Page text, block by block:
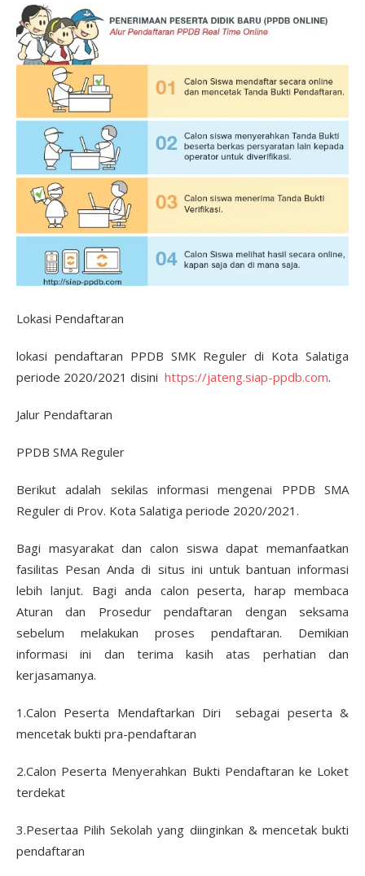
Lokasi Pendaftaran
lokasi pendaftaran PPDB SMK Reguler di Kota Salatiga
periode 2020/2021 disini https://jateng.siap-ppdb.com.
Jalur Pendaftaran
PPDB SMA Reguler
Berikut adalah sekilas informasi mengenai PPDB SMA
Reguler di Prov. Kota Salatiga periode 2020/2021.
Bagi masyarakat dan calon siswa dapat memanfaatkan
fasilitas Pesan Anda di situs ini untuk bantuan informasi
lebih lanjut. Bagi anda calon peserta, harap membaca
Aturan dan Prosedur pendaftaran dengan seksama
sebelum melakukan proses pendaftaran. Demikian
informasi ini dan terima kasih atas perhatian dan
kerjasamanya.
1.Calon Peserta Mendaftarkan Diri sebagai peserta &
mencetak bukti pra-pendaftaran
2.Calon Peserta Menyerahkan Bukti Pendaftaran ke Loket
terdekat
3.Pesertaa Pilih Sekolah yang diinginkan & mencetak bukti
pendaftaran